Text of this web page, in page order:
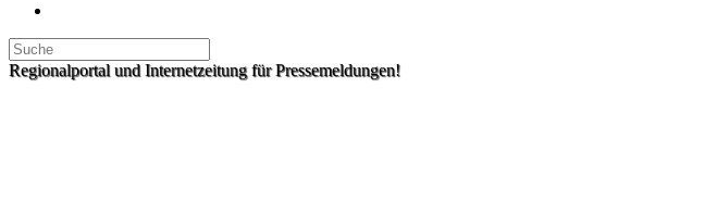
Regionalportal und Internetzeitung für Pressemeldungen!